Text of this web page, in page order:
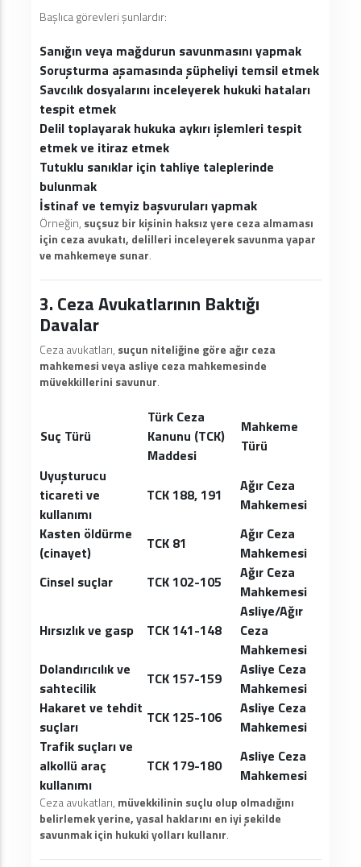
Başlıca görevleri şunlardır:
Sanığın veya mağdurun savunmasını yapmak
Soruşturma aşamasında şüpheliyi temsil etmek
Savcılık dosyalarını inceleyerek hukuki hataları
tespit etmek
Delil toplayarak hukuka aykırı işlemleri tespit
etmek ve itiraz etmek
Tutuklu sanıklar için tahliye taleplerinde
bulunmak
İstinaf ve temyiz başvuruları yapmak
Örneğin, suçsuz bir kişinin haksız yere ceza almaması
için ceza avukatı, delilleri inceleyerek savunma yapar
ve mahkemeye sunar.
3. Ceza Avukatlarının Baktığı
Davalar
Ceza avukatları, suçun niteliğine göre ağır ceza
mahkemesi veya asliye ceza mahkemesinde
müvekkillerini savunur.
Suç Türü
Türk Ceza
Kanunu (TCK)
Maddesi
Mahkeme
Türü
Uyuşturucu
ticareti ve
kullanımı
TCK 188, 191
Ağır Ceza
Mahkemesi
Kasten öldürme
(cinayet)
TCK 81
Ağır Ceza
Mahkemesi
Cinsel suçlar
TCK 102-105
Ağır Ceza
Mahkemesi
Hırsızlık ve gasp
TCK 141-148
Asliye/Ağır
Ceza
Mahkemesi
Dolandırıcılık ve
sahtecilik
TCK 157-159
Asliye Ceza
Mahkemesi
Hakaret ve tehdit
suçları
TCK 125-106
Asliye Ceza
Mahkemesi
Trafik suçları ve
alkollü araç
kullanımı
TCK 179-180
Asliye Ceza
Mahkemesi
Ceza avukatları, müvekkilinin suçlu olup olmadığını
belirlemek yerine, yasal haklarını en iyi şekilde
savunmak için hukuki yolları kullanır.